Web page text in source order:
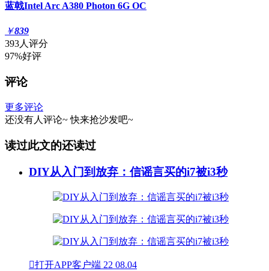
蓝戟Intel Arc A380 Photon 6G OC
￥839
393人评分
97%好评
评论
更多评论
还没有人评论~ 快来抢沙发吧~
读过此文的还读过
DIY从入门到放弃：信谣言买的i7被i3秒
打开APP客户端 22 08.04